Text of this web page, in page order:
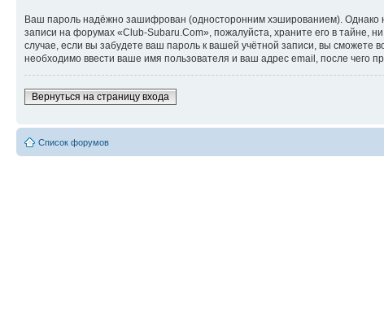
Ваш пароль надёжно зашифрован (односторонним хэшированием). Однако
записи на форумах «Club-Subaru.Com», пожалуйста, храните его в тайне,
случае, если вы забудете ваш пароль к вашей учётной записи, вы
необходимо ввести ваше имя пользователя и ваш адрес email, после чего
Вернуться на страницу входа
Список форумов